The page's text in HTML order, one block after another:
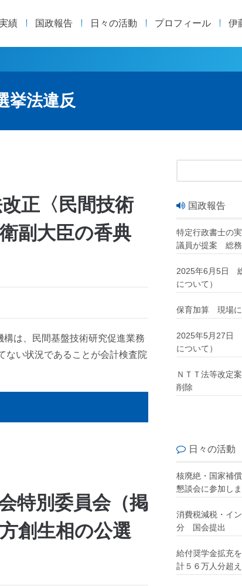
績 国政報告 日々の活動 プロフィール 伊
挙法違反
正〈民間技術
副大臣の香典
は、民間基盤技術研究促進業務
ない状況であることが会計検査院
特別委員会（掲
創生相の公選
国政報告
特定行政書士の
議員が提案 総務
2025年6月5日
について）
保育加算 現場
2025年5月27日
について）
ＮＴＴ法等改定
削除
日々の活動
核廃絶・国家補
懇談会に参加し
消費税減税・イ
分 国会提出
給付奨学金拡充
計５６万人分超